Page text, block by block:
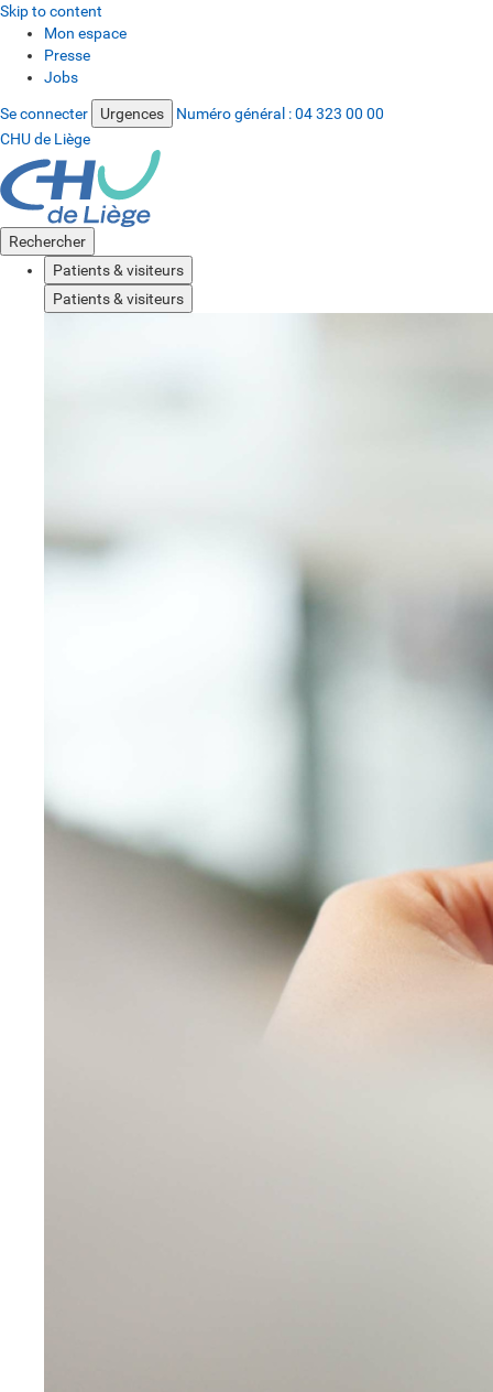
Skip to content
Mon espace
Presse
Jobs
Se connecter Urgences Numéro général :04 323 00 00
CHU de Liège
Rechercher
Patients & visiteurs
Patients & visiteurs